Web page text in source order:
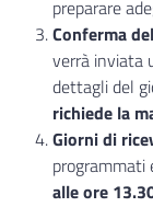
preparare
Conferma
verrà inviata
dettagli del
richiede la
Giorni di
programmati
alle ore